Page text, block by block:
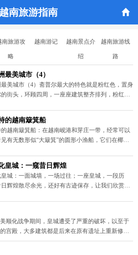
越南旅游指南 
南旅游攻
略
越南游记 越南景点介
绍
越南旅游线
路
最美城市（4）
最美城市（4）斋普尔最大的特色就是粉红色，置身
街头，环顾四周，一座座建筑整齐排列，粉红色
的越南簸箕船
越南簸箕船：在越南岘港和芽庄一带，经常可以
有无数形似“大簸箕”的圆形小渔船，它们在椰林
皇城：一窥昔日辉煌
城：一面城墙，一场过往；一座皇城，一段历
辉煌散尽余光，还好有古迹保存，让我们欣赏、
顺化战争期间，皇城遭受了严重的破坏，以至于
宫殿，大多建筑都是后来在原有遗址上重新修
至今还没有完复。穿过太和殿，渐渐地便又走进